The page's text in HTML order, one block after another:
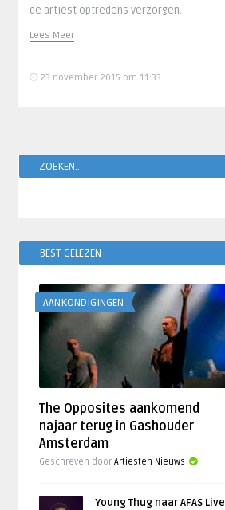
de artiest optredens verzorgen.
Lees Meer
23 november 2015 om 11:33
ZOEKEN..
BEST GELEZEN
AANKONDIGINGEN
The Opposites aankomend
najaar terug in Gashouder
Amsterdam
Geschreven doorArtiesten Nieuws
Young Thug naar AFAS Live